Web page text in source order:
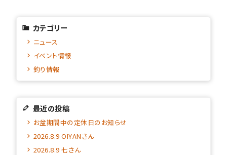
カテゴリー
ニュース
イベント情報
釣り情報
最近の投稿
お盆期間中の定休日のお知らせ
2026.8.9 OIYANさん
2026.8.9 七さん